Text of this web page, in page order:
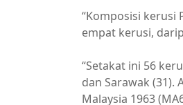
“Komposisi kerusi
empat kerusi,
“Setakat ini 56
dan Sarawak (31).
Malaysia 1963